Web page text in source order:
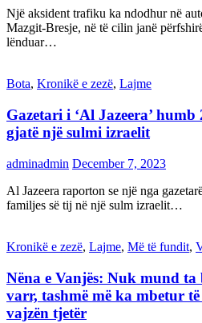
Një aksident trafiku ka ndodhur në
Mazgit-Bresje, në të cilin janë
lënduar…
Bota, Kronikë e zezë, Lajme
Gazetari i ‘Al Jazeera’
gjatë një sulmi izraelit
adminadmin December 7, 2023
Al Jazeera raporton se një nga
familjes së tij në një sulm izraelit…
Kronikë e zezë, Lajme, Më të fundit,
Nëna e Vanjës: Nuk mund ta
varr, tashmë më ka mbetur
vajzën tjetër